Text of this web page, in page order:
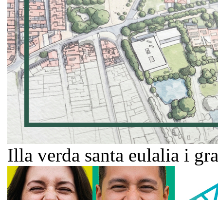
Illa verda santa eulalia i